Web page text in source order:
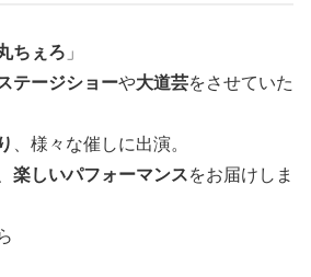
ちぇろ 」
テージショーや大道芸をさせていた
、様々な催しに出演。
楽しいパフォーマンスをお届けしま